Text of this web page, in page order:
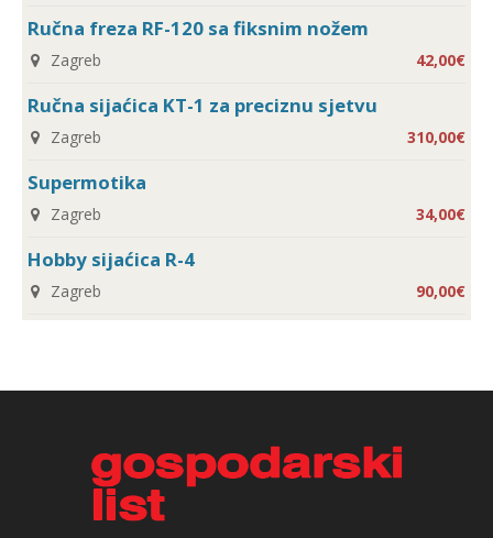
Ručna freza RF-120 sa fiksnim nožem
Zagreb 42,00€
Ručna sijaćica KT-1 za preciznu sjetvu
Zagreb 310,00€
Supermotika
Zagreb 34,00€
Hobby sijaćica R-4
Zagreb 90,00€